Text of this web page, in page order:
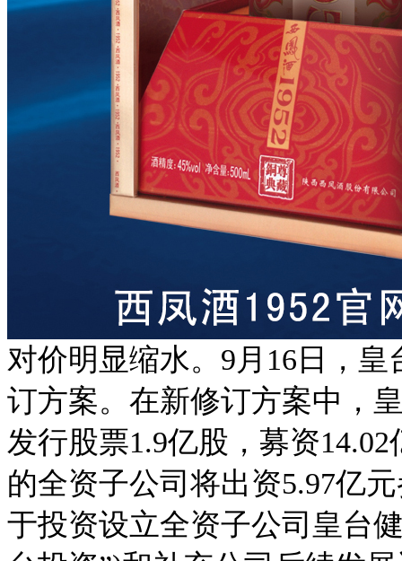
对价明显缩水。9月16日，
订方案。在新修订方案中，
发行股票1.9亿股，募资
的全资子公司将出资5.97亿
于投资设立全资子公司皇台